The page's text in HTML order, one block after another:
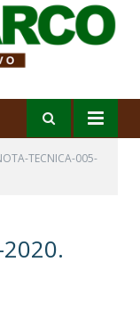
TECNICA-005-